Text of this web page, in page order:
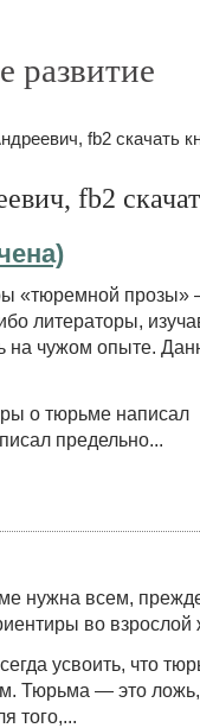
развитие
fb2 скачать
fb2
«тюремной прозы»
литераторы,
на чужом опыте.
о тюрьме написал
предельно...
нужна всем,
во взрослой
усвоить, что
Тюрьма — это
того,...